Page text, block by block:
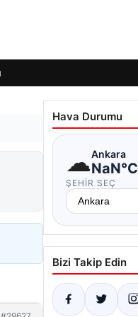
Hava Durumu
☁Ankara
NaN°C
ŞEHIR SEÇ
Bizi Takip Edin